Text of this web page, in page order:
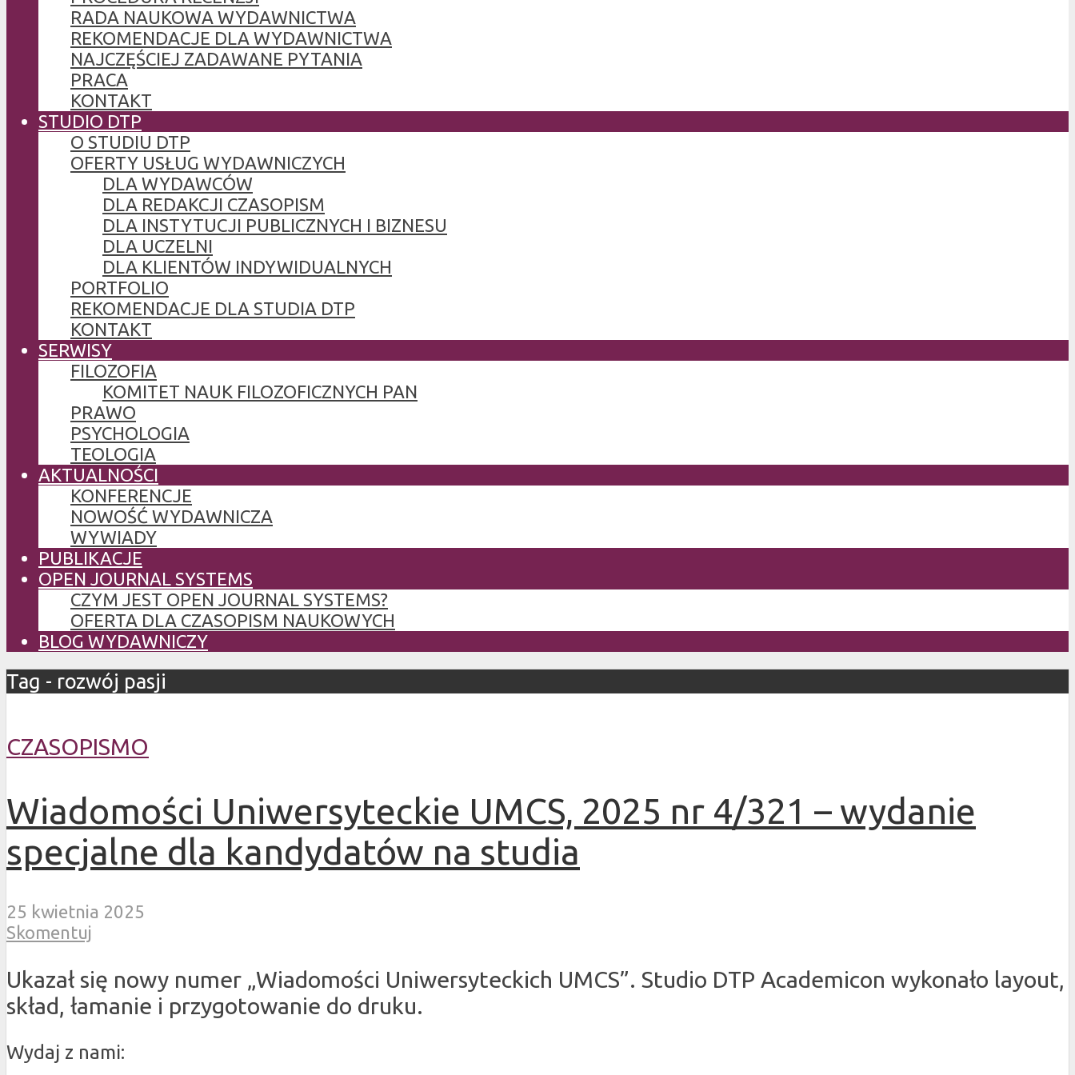
RADA NAUKOWA WYDAWNICTWA
REKOMENDACJE DLA WYDAWNICTWA
NAJCZĘŚCIEJ ZADAWANE PYTANIA
PRACA
KONTAKT
STUDIO DTP
O STUDIU DTP
OFERTY USŁUG WYDAWNICZYCH
DLA WYDAWCÓW
DLA REDAKCJI CZASOPISM
DLA INSTYTUCJI PUBLICZNYCH I BIZNESU
DLA UCZELNI
DLA KLIENTÓW INDYWIDUALNYCH
PORTFOLIO
REKOMENDACJE DLA STUDIA DTP
KONTAKT
SERWISY
FILOZOFIA
KOMITET NAUK FILOZOFICZNYCH PAN
PRAWO
PSYCHOLOGIA
TEOLOGIA
AKTUALNOŚCI
KONFERENCJE
NOWOŚĆ WYDAWNICZA
WYWIADY
PUBLIKACJE
OPEN JOURNAL SYSTEMS
CZYM JEST OPEN JOURNAL SYSTEMS?
OFERTA DLA CZASOPISM NAUKOWYCH
BLOG WYDAWNICZY
Tag - rozwój pasji
CZASOPISMO
Wiadomości Uniwersyteckie UMCS, 2025 nr 4/321 – wydanie
specjalne dla kandydatów na studia
25 kwietnia 2025
Skomentuj
Ukazał się nowy numer „Wiadomości Uniwersyteckich UMCS”. Studio DTP Academicon wykonało layout,
skład, łamanie i przygotowanie do druku.
Wydaj z nami: